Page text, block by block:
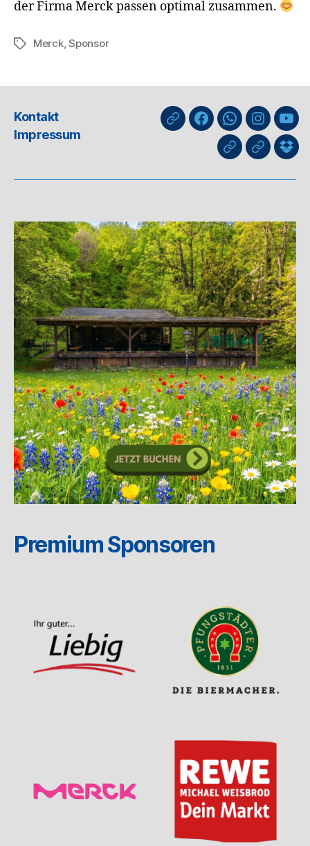
der Firma Merck passen optimal zusammen.
Schlagwörter
Merck,Sponsor
Kontakt
Impressum
nuLigaFacebookWhatsApp-
Kanal
GIPHYThreads
Premium Sponsoren